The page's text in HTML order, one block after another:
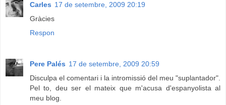
Carles 17 de setembre, 2009 20:19
Gràcies
Respon
Pere Palés 17 de setembre, 2009 20:59
Disculpa el comentari i la intromissió del meu "suplantador".
Pel to, deu ser el mateix que m'acusa d'espanyolista al
meu blog.